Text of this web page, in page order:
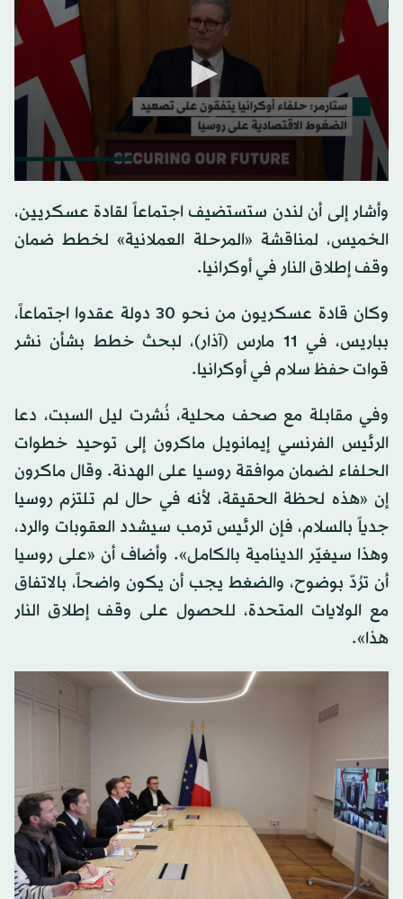
seconds
of
seconds
وأشار إلى أن لندن ستستضيف اجتماعاً لقادة عسكريين،
الخميس، لمناقشة «المرحلة العملانية» لخطط ضمان
وقف إطلاق النار في أوكرانيا.
وكان قادة عسكريون من نحو 30 دولة عقدوا اجتماعاً،
بباريس، في 11 مارس (آذار)، لبحث خطط بشأن نشر
قوات حفظ سلام في أوكرانيا.
وفي مقابلة مع صحف محلية، نُشرت ليل السبت، دعا
الرئيس الفرنسي إيمانويل ماكرون إلى توحيد خطوات
الحلفاء لضمان موافقة روسيا على الهدنة. وقال ماكرون
إن «هذه لحظة الحقيقة، لأنه في حال لم تلتزم روسيا
جدياً بالسلام، فإن الرئيس ترمب سيشدد العقوبات والرد،
وهذا سيغيّر الدينامية بالكامل». وأضاف أن «على روسيا
أن ترُدّ بوضوح، والضغط يجب أن يكون واضحاً، بالاتفاق
مع الولايات المتحدة، للحصول على وقف إطلاق النار
هذا».